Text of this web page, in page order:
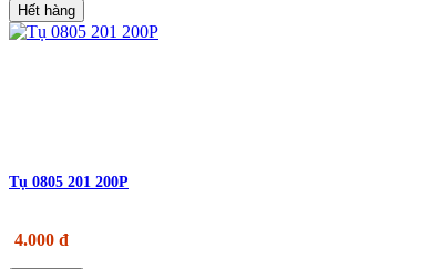
Hết hàng
Tụ 0805 201 200P
4.000 đ